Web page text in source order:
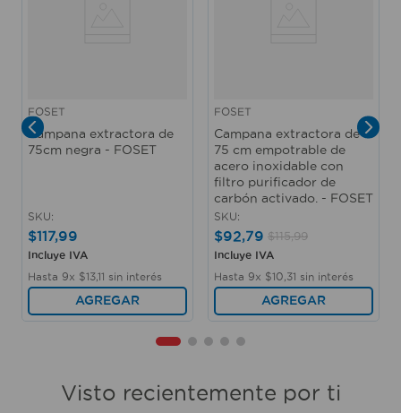
FOSET
Campana extractora de
75cm negra - FOSET
SKU:
$117,99
Incluye IVA
Hasta 9x $1311 sin interés
AGREGAR
FOSET
Campana extractora de
75 cm empotrable de
acero inoxidable con
filtro purificador de
carbón activado. - FOSET
SKU:
$92,79 $115,99
Incluye IVA
Hasta 9x $10 31 sin interés
AGREGAR
Visto recientemente por ti